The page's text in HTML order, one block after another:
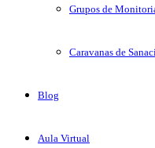
Grupos de
Caravanas de
Blog
Aula Virtual